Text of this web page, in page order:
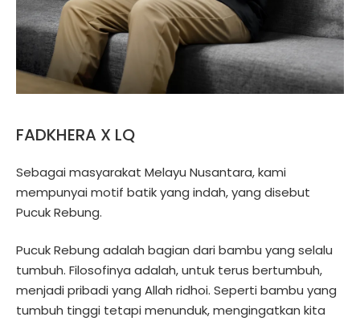
FADKHERA X LQ
Sebagai masyarakat Melayu Nusantara, kami
mempunyai motif batik yang indah, yang disebut
Pucuk Rebung.
Pucuk Rebung adalah bagian dari bambu yang selalu
tumbuh. Filosofinya adalah, untuk terus bertumbuh,
menjadi pribadi yang Allah ridhoi. Seperti bambu yang
tumbuh tinggi tetapi menunduk, mengingatkan kita